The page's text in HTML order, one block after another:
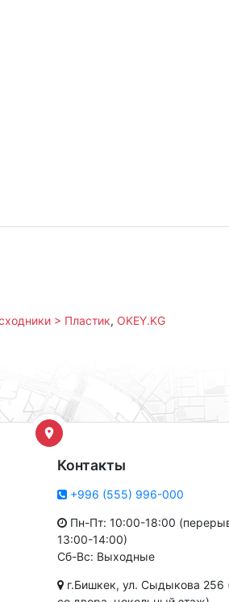
> Пластик, OKEY.KG
Контакты
+996 (555) 996-000
Пн-Пт: 10:00-18:00
13:00-14:00)
Сб-Вс: Выходные
г.Бишкек, ул. Сыдыкова 256